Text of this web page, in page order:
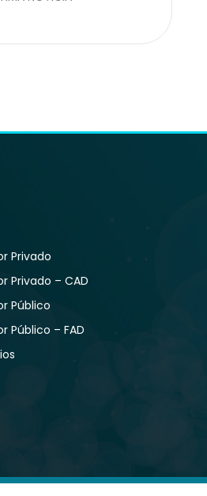
Privado
Privado – CAD
Público
Público – FAD